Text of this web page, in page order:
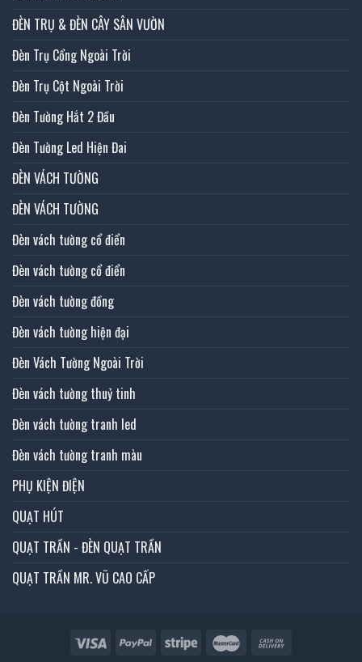
ĐÈN TRỤ & ĐÈN CÂY SÂN VƯỜN
Đèn Trụ Cổng Ngoài Trời
Đèn Trụ Cột Ngoài Trời
Đèn Tường Hắt 2 Đầu
Đèn Tường Led Hiện Đai
ĐÈN VÁCH TƯỜNG
ĐÈN VÁCH TƯỜNG
Đèn vách tường cổ điển
Đèn vách tường cổ điển
Đèn vách tường đồng
Đèn vách tường hiện đại
Đèn Vách Tường Ngoài Trời
Đèn vách tường thuỷ tinh
Đèn vách tường tranh led
Đèn vách tường tranh màu
PHỤ KIỆN ĐIỆN
QUẠT HÚT
QUẠT TRẦN - ĐÈN QUẠT TRẦN
QUẠT TRẦN MR. VŨ CAO CẤP